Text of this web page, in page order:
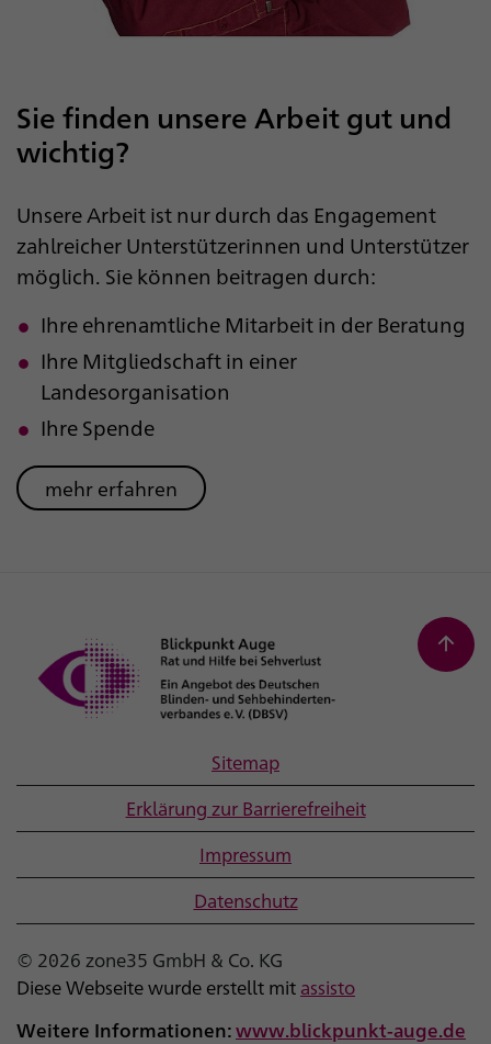
Sie finden unsere Arbeit gut und
wichtig?
Unsere Arbeit ist nur durch das Engagement
zahlreicher Unterstützerinnen und Unterstützer
möglich. Sie können beitragen durch:
Ihre ehrenamtliche Mitarbeit in der Beratung
Ihre Mitgliedschaft in einer
Landesorganisation
Ihre Spende
mehr erfahren
arrow_upward
Sitemap
Erklärung zur Barrierefreiheit
Impressum
Datenschutz
© 2026 zone35 GmbH & Co. KG
Diese Webseite wurde erstellt mit assisto
Weitere Informationen:www.blickpunkt-auge.de